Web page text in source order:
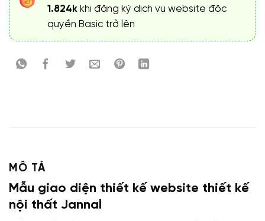
1.824k khi đăng ký dịch vụ website độc
quyền Basic trở lên
MÔ TẢ
Mẫu giao diện thiết kế website thiết kế
nội thất Jannal